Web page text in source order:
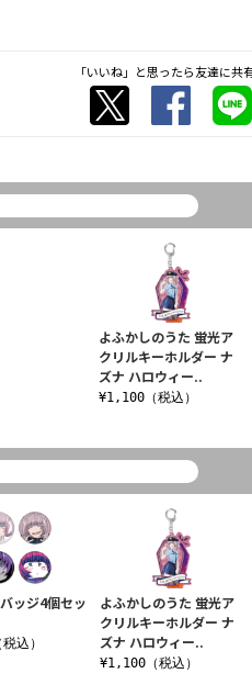
「いいね」と思ったら友達に共
よふかしのうた 蛍光ア
クリルキーホルダー ナ
ズナ ハロウィー..
¥1,100（税込）
よふかしのうた 蛍光ア
クリルキーホルダー ナ
ズナ ハロウィー..
¥1,100（税込）
ッジ4個セッ
込）